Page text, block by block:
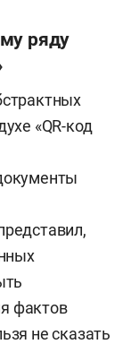
ряду
«QR-код
фактов
не сказать